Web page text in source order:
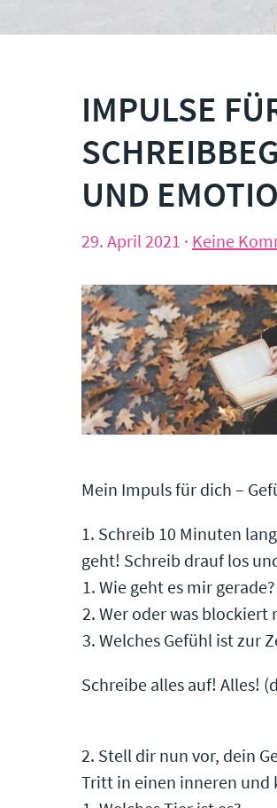
IMPULSE
UND
29. April 2021 · Keine
Mein Impuls für dich –
1. Schreib 10 Minuten
geht! Schreib drauf los
Wie geht es mir gerade?
Wer oder was blockiert
Welches Gefühl ist zur
Schreibe alles auf! Alles!
2. Stell dir nun vor, dein
Tritt in einen inneren und